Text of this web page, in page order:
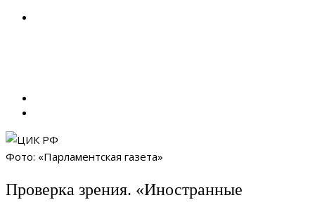
Фото: «Парламентская газета»
Проверка зрения. «Иностранные